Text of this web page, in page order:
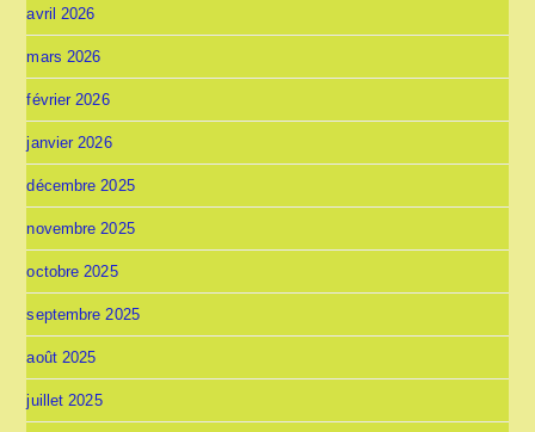
avril 2026
mars 2026
février 2026
janvier 2026
décembre 2025
novembre 2025
octobre 2025
septembre 2025
août 2025
juillet 2025